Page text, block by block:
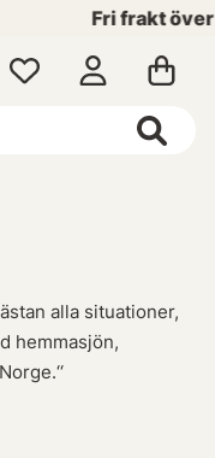
alla situationer,
hemmasjön,
‘‘